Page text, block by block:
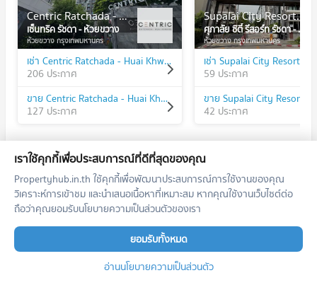
Centric Ratchada - Huai Khwang
เซ็นทริค รัชดา - ห้วยขวาง
ห้วยขวาง กรุงเทพมหานคร
เช่า Centric Ratchada - Huai Khwang
206 ประกาศ
ขาย Centric Ratchada - Huai Khwang
127 ประกาศ
Supalai City Resort Ratchada - Huai Khwang
ศุภาลัย ซิตี้ รีสอร์ท รัชดา - ห้วยขวาง
ห้วยขวาง กรุงเทพมหานคร
59 ประกาศ
42 ประกาศ
ทำเลใกล้เคียง
รถไฟฟ้า
คอนโด MRT สุทธิสาร
เราใช้คุกกี้เพื่อประสบการณ์ที่ดีที่สุดของคุณ
Propertyhub.in.th ใช้คุกกี้เพื่อพัฒนาประสบการณ์การใช้งานของคุณ
วิเคราะห์การเข้าชม และนำเสนอเนื้อหาที่เหมาะสม หากคุณใช้งานเว็บไซต์ต่อ
ถือว่าคุณยอมรับนโยบายความเป็นส่วนตัวของเรา
ยอมรับทั้งหมด
อ่านนโยบายความเป็นส่วนตัว